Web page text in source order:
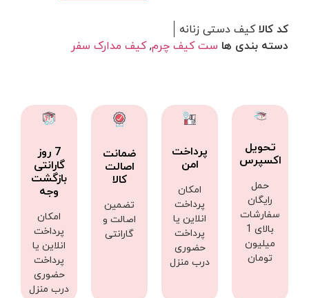
کد کالاکیف دستی زنانه
دسته بندی ها ست کیف چرم,کیف مدارک سفر
تحویل
اکسپرس
حمل
رایگان
سفارشات
بالای 1
میلیون
تومان
پرداخت
امن
امکان
پرداخت
انلاین یا
پرداخت
حضوری
درب منزل
ضمانت
اصالت
کالا
تضمین
اصالت و
گارانتی
7 روز
گارانتی
بازگشت
وجه
امکان
پرداخت
انلاین یا
پرداخت
حضوری
درب منزل